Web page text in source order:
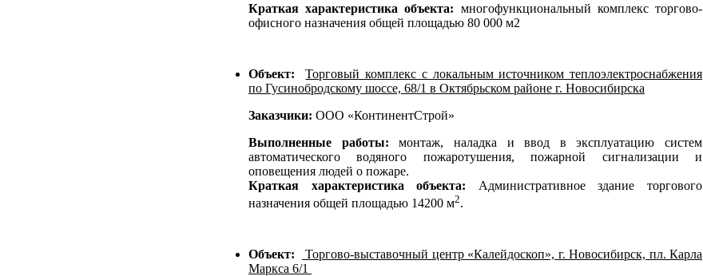
Краткая характеристика объекта: многофункциональный комплекс торгово-
офисного назначения общей площадью 80 000 м2
Объект:
Торговый комплекс с локальным источником теплоэлектроснабжения
по Гусинобродскому шоссе, 68/1 в Октябрьском районе г. Новосибирска
Заказчики: ООО «КонтинентСтрой»
Выполненные работы:монтаж, наладка и ввод в эксплуатацию систем
автоматического водяного пожаротушения, пожарной сигнализации и
оповещения людей о пожаре.
Краткая характеристика объекта: Административное здание торгового
назначения общей площадью 14200 м2.
Объект:
Торгово-выставочный центр «Калейдоскоп», г. Новосибирск, пл. Карла
Маркса 6/1